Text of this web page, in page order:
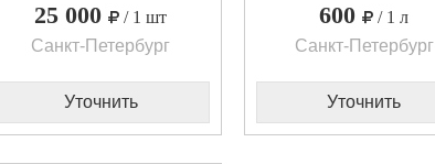
25 000
/ 1 шт
Санкт-Петербург
Уточнить
600
/ 1 л
Санкт-Петербург
Уточнить